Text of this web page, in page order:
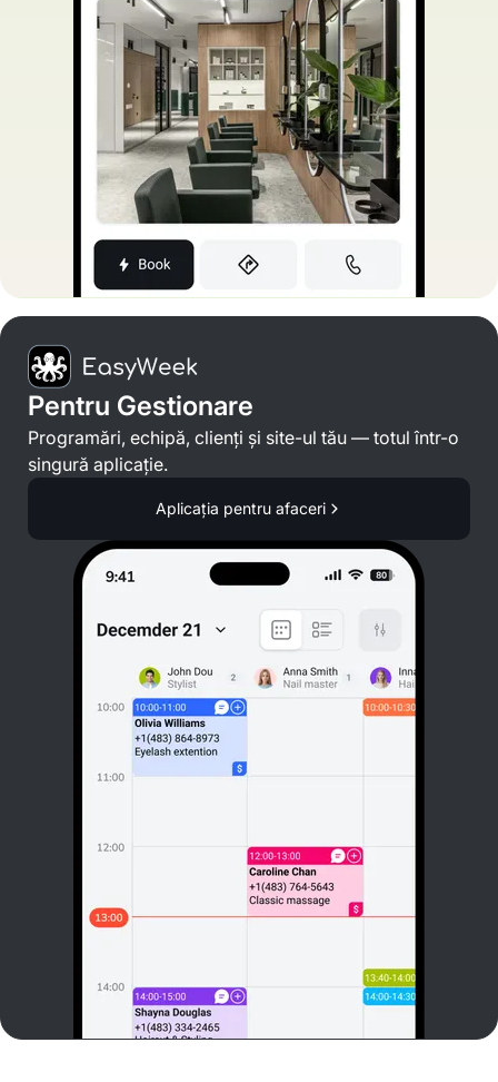
Pentru Gestionare
Programări, echipă, clienți și site-ul tău — totul într-o
singură aplicație.
Aplicația pentru afaceri